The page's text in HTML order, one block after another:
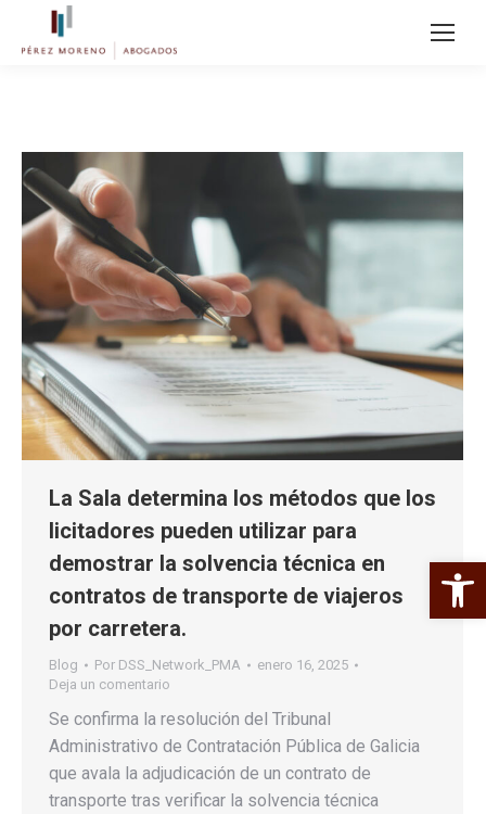
Abrir
La Sala determina los métodos que los
licitadores pueden utilizar para
demostrar la solvencia técnica en
contratos de transporte de viajeros
por carretera.
Blog Por DSS_Network_PMA
enero 16, 2025
Deja un comentario
Se confirma la resolución del Tribunal
Administrativo de Contratación Pública de Galicia
que avala la adjudicación de un contrato de
transporte tras verificar la solvencia técnica